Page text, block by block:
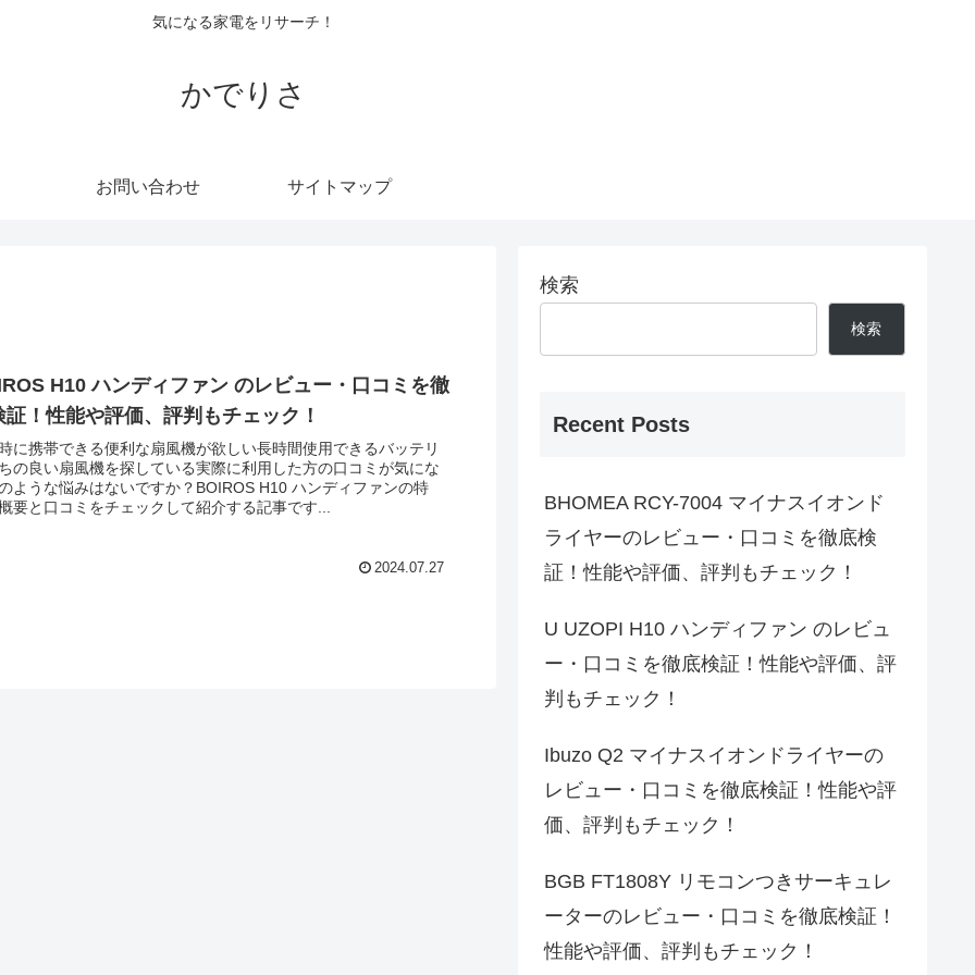
気になる家電をリサーチ！
かでりさ
お問い合わせ サイトマップ
H10 ハンディファン のレビュー・口コミを徹
証！性能や評価、評判もチェック！
に携帯できる便利な扇風機が欲しい長時間使用できるバッテリ
の良い扇風機を探している実際に利用した方の口コミが気にな
ような悩みはないですか？BOIROS H10 ハンディファンの特
要と口コミをチェックして紹介する記事です...
2024.07.27
検索
検索
Recent Posts
BHOMEA RCY-7004 マイナスイオンド
ライヤーのレビュー・口コミを徹底検
証！性能や評価、評判もチェック！
U UZOPI H10 ハンディファン のレビュ
ー・口コミを徹底検証！性能や評価、評
判もチェック！
Ibuzo Q2 マイナスイオンドライヤーの
レビュー・口コミを徹底検証！性能や評
価、評判もチェック！
BGB FT1808Y リモコンつきサーキュレ
ーターのレビュー・口コミを徹底検証！
性能や評価、評判もチェック！